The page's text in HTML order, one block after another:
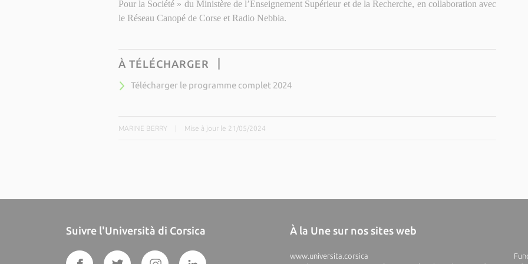
Pour la Société » du Ministère de l’Enseignement Supérieur et de la Recherche, en collaboration avec
le Réseau Canopé de Corse et Radio Nebbia.
À TÉLÉCHARGER
Télécharger le programme complet 2024
MARINE BERRY Mise à jour le 21/05/2024
Suivre l'Università di Corsica À la Une sur nos sites web
www.universita.corsica